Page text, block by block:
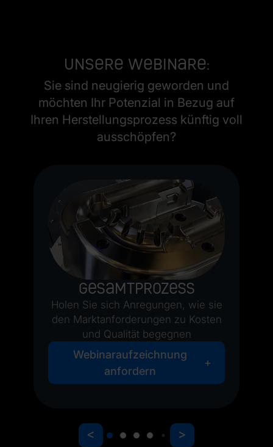
Unsere Webinare:
Sie sind neugierig geworden und
möchten Ihr Potenzial in Bezug auf
Ihren Herstellungsprozess künftig voll
ausschöpfen?
Gesamtprozess
Holen Sie sich Anregungen, wie sie
den Marktanforderungen zu Kosten
und Qualität begegnen
Webinaraufzeichnung
anfordern
< >